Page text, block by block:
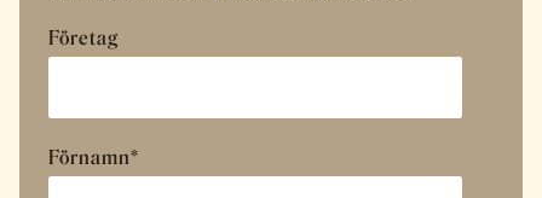
Företag
Förnamn*